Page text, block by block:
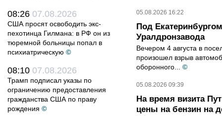
08:26 07.08.2026
США просят освободить экс-
пехотинца Гилмана: в РФ он из
тюремной больницы попал в
психиатрическую ©
08:10 07.08.2026
Трамп подписал указы по
ограничению предоставления
гражданства США по праву
рождения ©
05.08.2026 16:22
Под
Уралдронзавода
Вечером 4 августа в
произошел взрыв
оборонного...
©
05.08.2026 09:39
На время визита
цены на бензин на